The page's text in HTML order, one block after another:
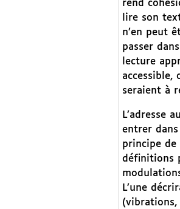
rend
lire son
n’en peut
passer
lecture
accessible,
seraient à
L’adresse
entrer
principe de
définitions
L’une
(vibrations,